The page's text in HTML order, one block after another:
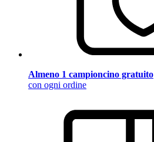
Almeno 1 campioncino gratuito
con ogni ordine